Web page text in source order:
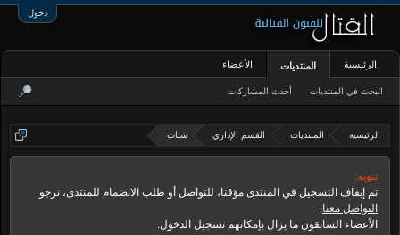
دخول
الرئيسية المنتديات القسم الإداري شتات
تنويه:
تم إيقاف التسجيل في المنتدى مؤقتا، للتواصل أو طلب الانضمام للمنتدى، نرجو
التواصل معنا.
الأعضاء السابقون ما يزال بإمكانهم تسجيل الدخول.
الرئيسية المنتديات
البحث في المنتديات أحدث المشاركات
الأعضاء